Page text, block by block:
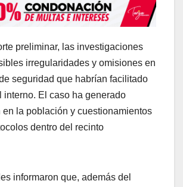
preliminar, las investigaciones
irregularidades y omisiones en
seguridad que habrían facilitado
interno. El caso ha generado
en la población y cuestionamientos
dentro del recinto
informaron que, además del